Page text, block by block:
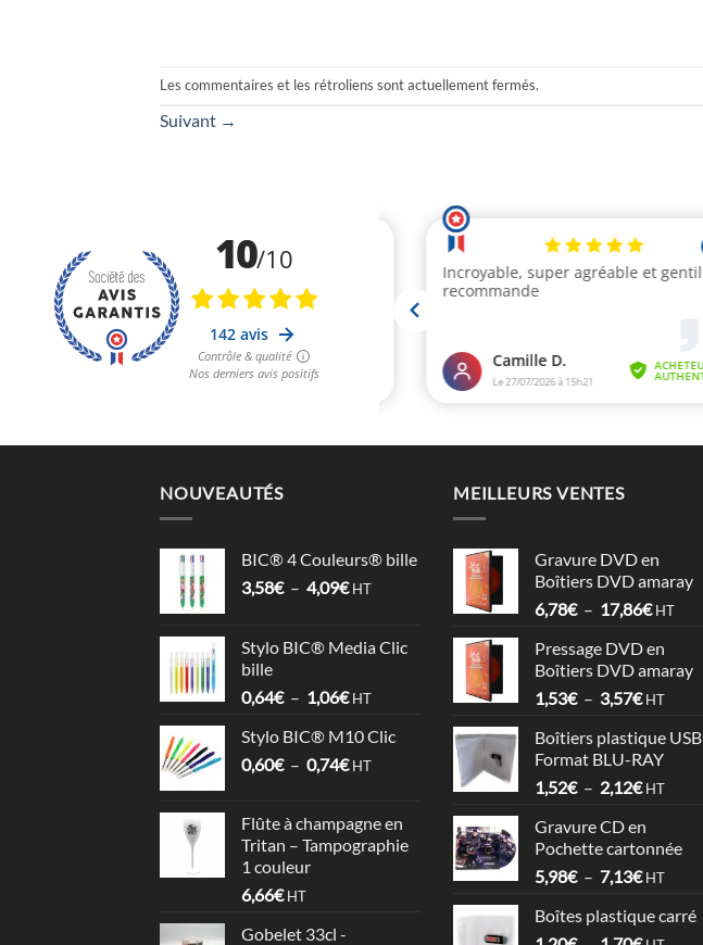
Les commentaires et les rétroliens sont actuellement fermés.
Suivant →
NOUVEAUTÉS
BIC® 4 Couleurs® bille
3,58€ – 4,09€Plage
3,58€
4,09€
HT
Stylo BIC® Media Clic
bille
0,64€ – 1,06€Plage
prix :
0,64€
HT
Stylo BIC® M10 Clic
0,60€ – 0,74€Plage
0,60€
à
HT
Flûte à champagne en
Tritan – Tampographie
1 couleur
6,66€ HT
Gobelet 33cl -
MEILLEURS VENTES
Gravure DVD en
Boîtiers DVD amaray
6,78€ – 17,86€Plage
prix :
6,78€
à
HT
Pressage DVD en
Boîtiers DVD amaray
1,53€ – 3,57€Plage
prix :
1,53€
à
HT
Boîtiers plastique USB
Format BLU-RAY
1,52€ – 2,12€Plage
prix :
1,52€
à
HT
Gravure CD en
Pochette cartonnée
5,98€ – 7,13€Plage
prix :
HT
Boîtes plastique carré